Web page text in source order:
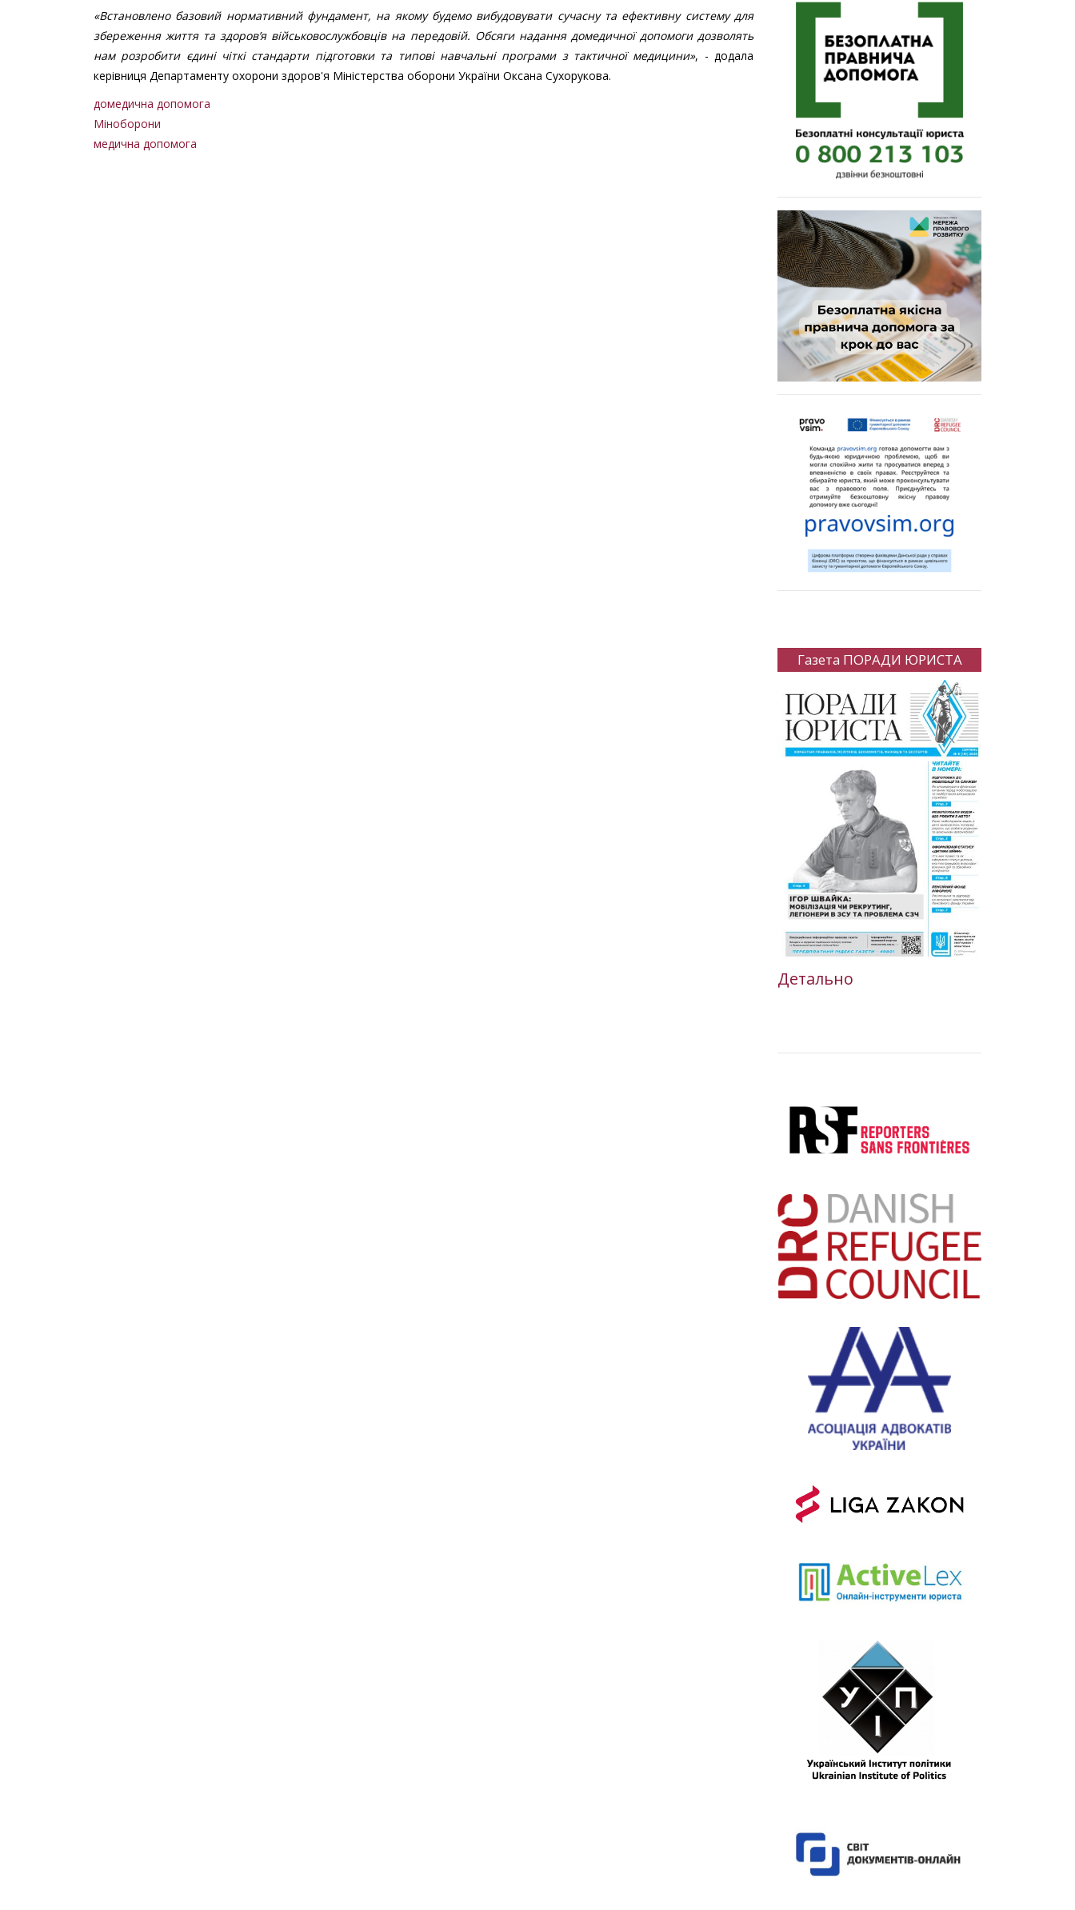
«Встановлено базовий нормативний фундамент, на якому будемо вибудовувати сучасну та ефективну систему для
збереження життя та здоров’я військовослужбовців на передовій. Обсяги надання домедичної допомоги дозволять
нам розробити єдині чіткі стандарти підготовки та типові навчальні програми з тактичної медицини», - додала
керівниця Департаменту охорони здоров'я Міністерства оборони України Оксана Сухорукова.
домедична допомога
Міноборони
медична допомога
Газета ПОРАДИ ЮРИСТА
Детально